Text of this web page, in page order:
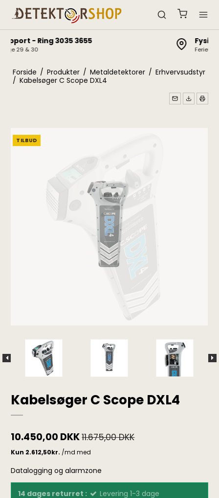
Fysisk butik
Forside / Produkter / Metaldetektorer / Erhvervsudstyr
/ Kabelsøger C Scope DXL4
TILBUD
Kabelsøger C Scope DXL4
10.450,00 DKK11.675,00 DKK
Datalogging og alarmzone
14 dages returret : Levering 1-3 dage